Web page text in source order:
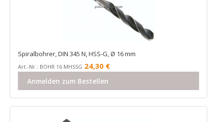
Spiralbohrer, DIN 345 N, HSS-G, Ø 16 mm
Art.-Nr.: BOHR 16 MHSSG 24,30 €
Anmelden zum Bestellen